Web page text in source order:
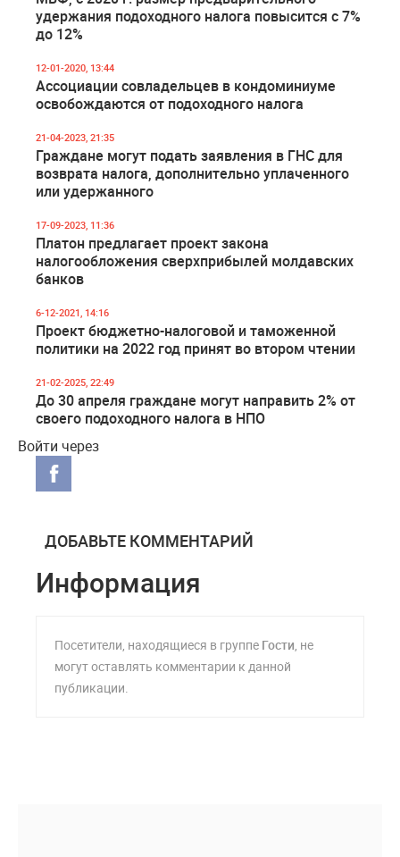
удержания подоходного налога повысится с 7%
до 12%
12-01-2020, 13:44
Ассоциации совладельцев в кондоминиуме
освобождаются от подоходного налога
21-04-2023, 21:35
Граждане могут подать заявления в ГНС для
возврата налога, дополнительно уплаченного
или удержанного
17-09-2023, 11:36
Платон предлагает проект закона
налогообложения сверхприбылей молдавских
банков
6-12-2021, 14:16
Проект бюджетно-налоговой и таможенной
политики на 2022 год принят во втором чтении
21-02-2025, 22:49
До 30 апреля граждане могут направить 2% от
своего подоходного налога в НПО
Войти через
ДОБАВЬТЕ КОММЕНТАРИЙ
Информация
Посетители, находящиеся в группе Гости , не
могут оставлять комментарии к данной
публикации.